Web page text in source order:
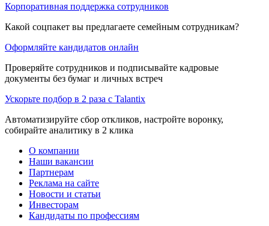
Корпоративная поддержка сотрудников
Какой соцпакет вы предлагаете семейным сотрудникам?
Оформляйте кандидатов онлайн
Проверяйте сотрудников и подписывайте кадровые
документы без бумаг и личных встреч
Ускорьте подбор в 2 раза с Talantix
Автоматизируйте сбор откликов, настройте воронку,
собирайте аналитику в 2 клика
О компании
Наши вакансии
Партнерам
Реклама на сайте
Новости и статьи
Инвесторам
Кандидаты по профессиям